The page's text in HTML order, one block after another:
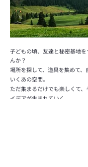
子どもの頃、友達と秘密基地
んか？
場所を探して、道具を集めて
いくあの空間。
ただ集まるだけでも楽しくて
イデアが生まれていく。